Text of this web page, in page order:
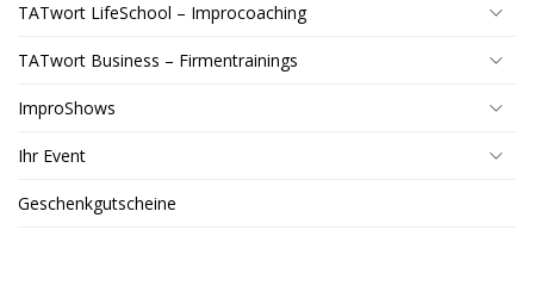
TATwort LifeSchool – Improcoaching
TATwort Business – Firmentrainings
ImproShows
Ihr Event
Geschenkgutscheine